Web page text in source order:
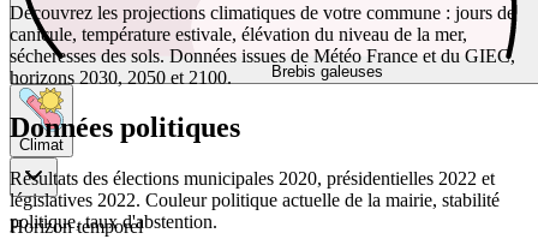
Brebis galeuses
Climat
Horizon temporel
Découvrez les projections climatiques de votre commune : jours de
canicule, température estivale, élévation du niveau de la mer,
sécheresses des sols. Données issues de Météo France et du GIEC,
horizons 2030, 2050 et 2100.
Données politiques
Résultats des élections municipales 2020, présidentielles 2022 et
législatives 2022. Couleur politique actuelle de la mairie, stabilité
politique, taux d'abstention.